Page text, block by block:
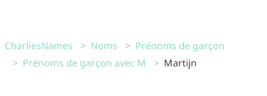
CharliesNames Noms
Prénoms de garçon
Prénoms de garçon avec M
Martijn